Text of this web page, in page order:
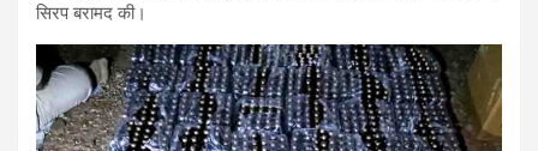
सिरप बरामद की।